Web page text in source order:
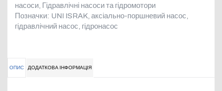
насоси Гідравлічні насоси та гідромотори
Позначки: UNI ISRAK аксіально-поршневий насос
гідравлічний насос гідронасос
ОПИС ДОДАТКОВА ІНФОРМАЦІЯ